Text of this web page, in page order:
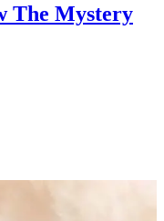
The Mystery